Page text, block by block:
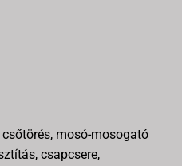
mosó-mosogató
csapcsere,